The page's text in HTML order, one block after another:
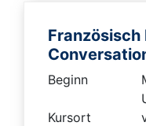
Französisch
Beginn
Kursort